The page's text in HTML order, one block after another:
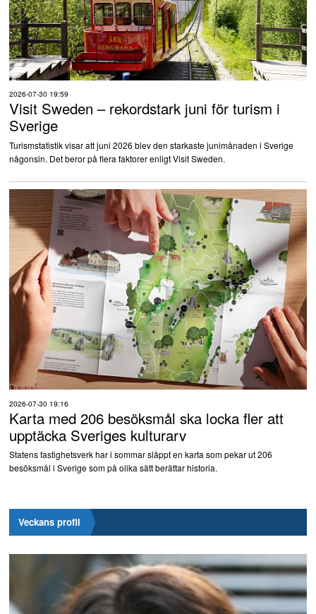
2026-07-30 19:59
Visit Sweden – rekordstark juni för turism i
Sverige
Turismstatistik visar att juni 2026 blev den starkaste junimånaden i Sverige
någonsin. Det beror på flera faktorer enligt Visit Sweden.
2026-07-30 19:16
Karta med 206 besöksmål ska locka fler att
upptäcka Sveriges kulturarv
Statens fastighetsverk har i sommar släppt en karta som pekar ut 206
besöksmål i Sverige som på olika sätt berättar historia.
Veckans profil